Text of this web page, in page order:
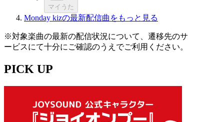
マイうた
Monday kizの最新配信曲をもっと見る
※対象楽曲の最新の配信状況について、遷移先のサ
ービスにて十分にご確認のうえでご利用ください。
PICK UP